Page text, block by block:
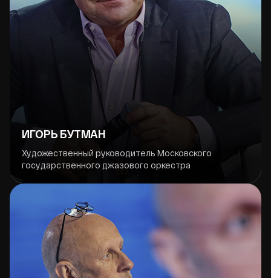
ИГОРЬ БУТМАН
Художественный руководитель Московского
государственного джазового оркестра